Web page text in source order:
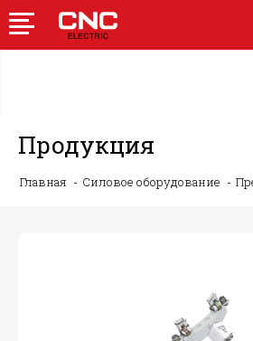
Продукция
Главная Силовое оборудование